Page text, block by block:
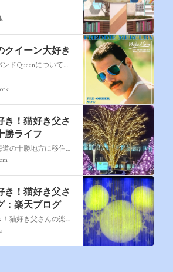
クイーン大好き
イギリスのロックバンドQueenについての情報をアップします。
き！猫好き父さ
勝ライフ
猫好き父さんが北海道の十勝地方に移住しました。なれない北海道の暮らしについてお伝えします。
き！猫好き父さ
：楽天ブログ
「ディズニー大好き！猫好き父さんの楽天ブログ」にようこそ！ いろんなブログサービスが廃止になるなか満を持して楽天ブログをはじめようと思います。 よろしくお願いいたします。